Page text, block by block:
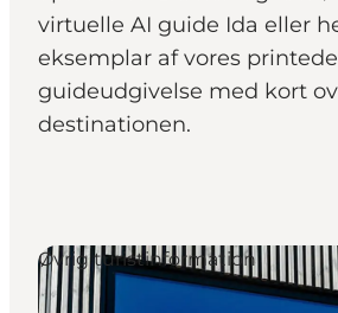
virtuelle AI guide Ida eller
eksemplar af vores printede
guideudgivelse med kort
destinationen.
Øvrig turistinformation